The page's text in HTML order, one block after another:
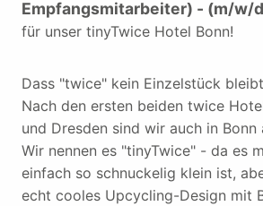
Empfangsmitarbeiter) - (m/w/
für unser tinyTwice Hotel Bonn!
Dass "twice" kein Einzelstück
Nach den ersten beiden twice
und Dresden sind wir auch in Bonn
Wir nennen es "tinyTwice" - da es
einfach so schnuckelig klein ist,
echt cooles Upcycling-Design mit